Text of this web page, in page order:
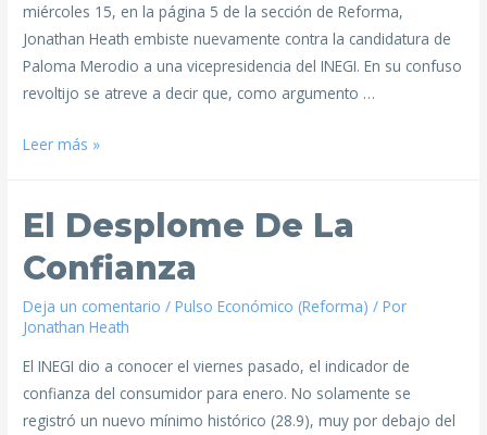
miércoles 15, en la página 5 de la sección de Reforma,
Jonathan Heath embiste nuevamente contra la candidatura de
Paloma Merodio a una vicepresidencia del INEGI. En su confuso
revoltijo se atreve a decir que, como argumento …
Leer más »
El Desplome De La
Confianza
Deja un comentario /Pulso Económico (Reforma) / Por
Jonathan Heath
El INEGI dio a conocer el viernes pasado, el indicador de
confianza del consumidor para enero. No solamente se
registró un nuevo mínimo histórico (28.9), muy por debajo del